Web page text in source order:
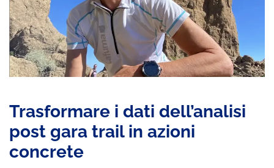
Trasformare i dati dell’analisi
post gara trail in azioni
concrete